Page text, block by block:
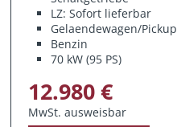
LZ: Sofort lieferbar
Gelaendewagen/Pickup
Benzin
70 kW (95 PS)
12.980 €
MwSt. ausweisbar